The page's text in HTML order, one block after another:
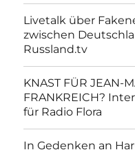
Livetalk über
zwischen
Russland.tv
KNAST FÜR JEAN-
FRANKREICH?
für Radio Flora
In Gedenken an